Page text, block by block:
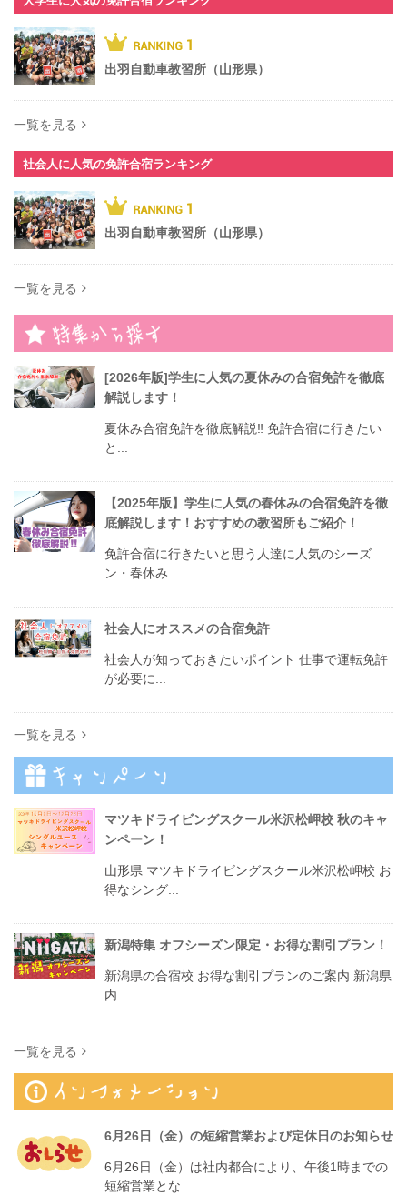
一覧を見る
出羽自動車教習所（山形県）
社会人に人気の免許合宿ランキング
一覧を見る
出羽自動車教習所（山形県）
[2026年版]学生に人気の夏休みの合宿免許を徹底
解説します！
夏休み合宿免許を徹底解説‼︎ 免許合宿に行きたい
と...
【2025年版】学生に人気の春休みの合宿免許を徹
底解説します！おすすめの教習所もご紹介！
免許合宿に行きたいと思う人達に人気のシーズ
ン・春休み...
社会人にオススメの合宿免許
社会人が知っておきたいポイント 仕事で運転免許
が必要に...
一覧を見る
マツキドライビングスクール米沢松岬校 秋のキャ
ンペーン！
山形県 マツキドライビングスクール米沢松岬校 お
得なシング...
新潟特集 オフシーズン限定・お得な割引プラン！
新潟県の合宿校 お得な割引プランのご案内 新潟県
内...
一覧を見る
6月26日（金）の短縮営業および定休日のお知らせ
6月26日（金）は社内都合により、午後1時までの
短縮営業とな...